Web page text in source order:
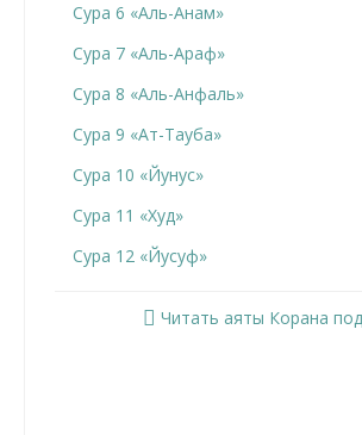
Сура 6 «Аль-Анам»
Сура 7 «Аль-Араф»
Сура 8 «Аль-Анфаль»
Сура 9 «Ат-Тауба»
Сура 10 «Йунус»
Сура 11 «Худ»
Сура 12 «Йусуф»
Читать аяты Корана